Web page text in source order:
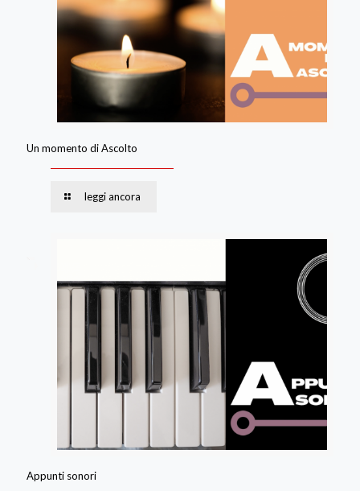
Un momento di Ascolto
leggi ancora
Appunti sonori